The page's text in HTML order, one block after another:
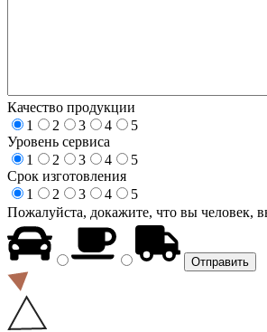
Качество продукции
1
2 3 4
5
Уровень сервиса
1
2 3 4
5
Срок изготовления
1
2 3 4
5
Пожалуйста, докажите, что вы человек,